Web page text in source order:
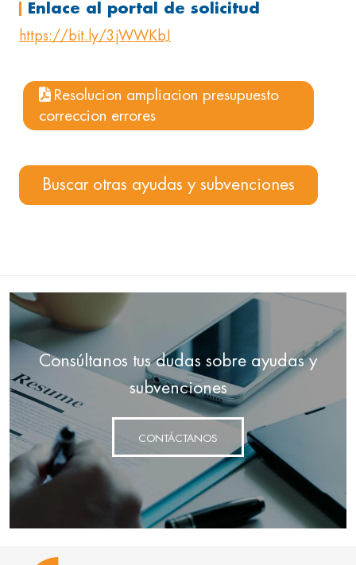
Enlace al portal de solicitud
https://bit.ly/3jWWKbJ
Resolucion ampliacion presupuesto
correccion errores
Buscar otras ayudas y subvenciones
Consúltanos tus dudas sobre ayudas y
subvenciones
CONTÁCTANOS